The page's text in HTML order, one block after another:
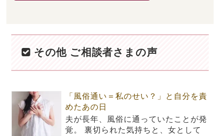
その他 ご相談者さまの声
「風俗通い＝私のせい？」と自分を責
めたあの日
夫が長年、風俗に通っていたことが発
覚。 裏切られた気持ちと、女として